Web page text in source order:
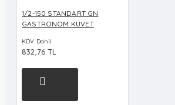
1/2-150 STANDART GN
GASTRONOM KÜVET
KDV Dahil
832,76 TL